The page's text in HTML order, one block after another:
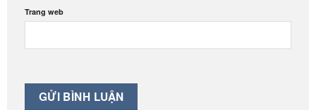
Trang web